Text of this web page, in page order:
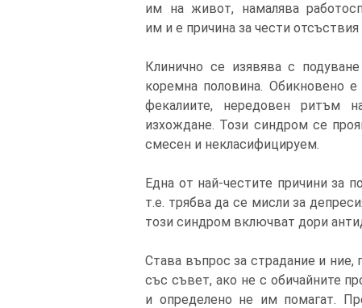
им на живот, намалява
им и е причина за чести отсъствия
Клинично се изявява с
коремна половина. Обикновено
фекалиите, нередовен ритъм
изхождане. Този синдром се
смесен и некласифицируем.
Една от най-честите причини за
т.е. трябва да се мисли за
този синдром включват дори
Става въпрос за страдание и
със съвет, ако не с обичайните
и определено не им помагат.